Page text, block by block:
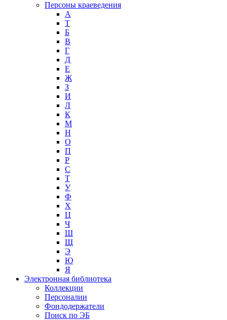
Персоны краеведения
А
T
Б
В
Г
Д
Е
Ж
З
И
Л
К
М
Н
О
П
Р
С
Т
У
Ф
Х
Ц
Ч
Ш
Щ
Э
Ю
Я
Электронная библиотека
Коллекции
Персоналии
Фондодержатели
Поиск по ЭБ